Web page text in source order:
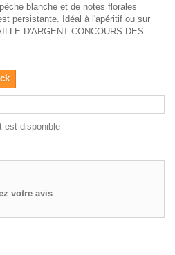
blanche et de notes florales
persistante. Idéal à l'apéritif ou sur
D'ARGENT CONCOURS DES
est disponible
votre avis